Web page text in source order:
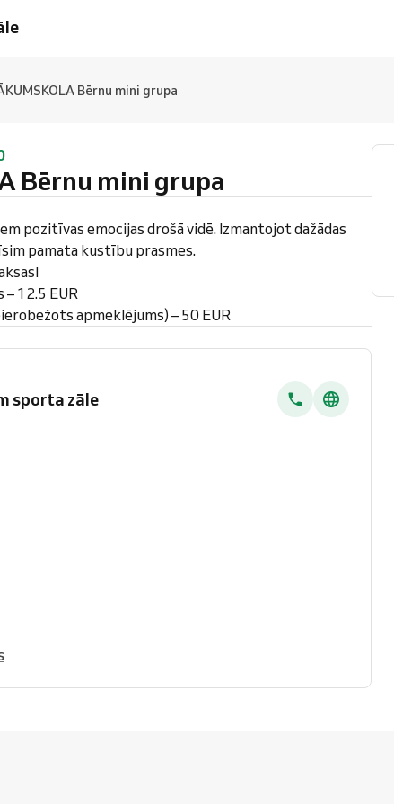
Bērnu mini grupa
Bērnu mini grupa
pozitīvas emocijas drošā vidē. Izmantojot dažādas
pamata kustību prasmes.
12.5 EUR
apmeklējums) – 50 EUR
sporta zāle